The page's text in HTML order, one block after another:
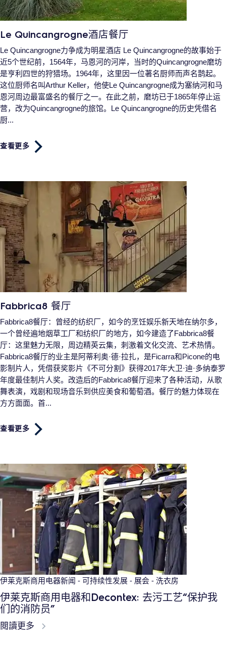
Le Quincangrogne酒店餐厅
Le Quincangrogne力争成为明星酒店 Le Quincangrogne的故事始于
近5个世纪前，1564年，马恩河的河岸，当时的Quincangrogne磨坊
是亨利四世的狩猎场。1964年，这里因一位著名厨师而声名鹊起。
这位厨师名叫Arthur Keller，他使Le Quincangrogne成为塞纳河和马
恩河周边最富盛名的餐厅之一。在此之前，磨坊已于1865年停止运
营，改为Quincangrogne的旅馆。Le Quincangrogne的历史凭借名
厨...
查看更多
Fabbrica8 餐厅
Fabbrica8餐厅：曾经的纺织厂，如今的烹饪娱乐新天地在纳尔多，
一个曾经遍地烟草工厂和纺织厂的地方，如今建造了Fabbrica8餐
厅：这里魅力无限，周边精英云集，刺激着文化交流、艺术热情。
Fabbrica8餐厅的业主是阿蒂利奥·德·拉扎，是Ficarra和Picone的电
影制片人，凭借获奖影片《不可分割》获得2017年大卫·迪·多纳泰罗
年度最佳制片人奖。改造后的Fabbrica8餐厅迎来了各种活动，从歌
舞表演，戏剧和现场音乐到供应美食和葡萄酒。餐厅的魅力体现在
方方面面。首...
查看更多
伊莱克斯商用电器新闻 - 可持续性发展 - 展会 - 洗衣房
伊莱克斯商用电器和Decontex: 去污工艺“保护我
们的消防员”
閱讀更多